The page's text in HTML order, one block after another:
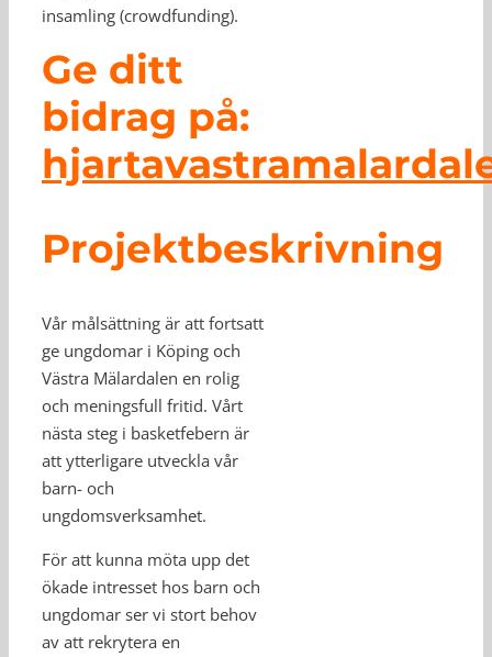
insamling (crowdfunding).
Ge ditt
bidrag på:
Projektbeskrivning
Vår målsättning är att fortsatt
ge ungdomar i Köping och
Västra Mälardalen en rolig
och meningsfull fritid. Vårt
nästa steg i basketfebern är
att ytterligare utveckla vår
barn- och
ungdomsverksamhet.
För att kunna möta upp det
ökade intresset hos barn och
ungdomar ser vi stort behov
av att rekrytera en